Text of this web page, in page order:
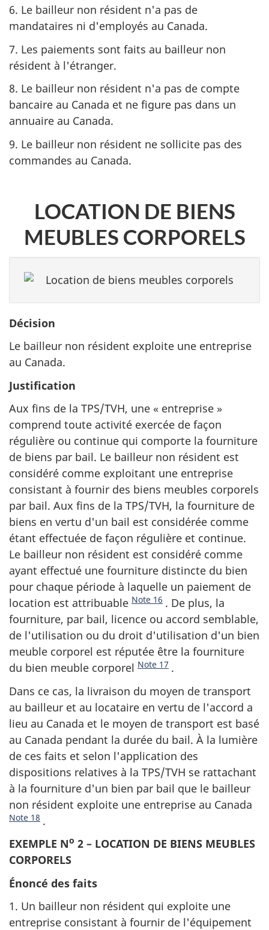
6. Le bailleur non résident n'a pas de
mandataires ni d'employés au Canada.
7. Les paiements sont faits au bailleur non
résident à l'étranger.
8. Le bailleur non résident n'a pas de compte
bancaire au Canada et ne figure pas dans un
annuaire au Canada.
9. Le bailleur non résident ne sollicite pas des
commandes au Canada.
LOCATION DE BIENS
MEUBLES CORPORELS
Décision
Le bailleur non résident exploite une entreprise
au Canada.
Justification
Aux fins de la TPS/TVH, une « entreprise »
comprend toute activité exercée de façon
régulière ou continue qui comporte la fourniture
de biens par bail. Le bailleur non résident est
considéré comme exploitant une entreprise
consistant à fournir des biens meubles corporels
par bail. Aux fins de la TPS/TVH, la fourniture de
biens en vertu d'un bail est considérée comme
étant effectuée de façon régulière et continue.
Le bailleur non résident est considéré comme
ayant effectué une fourniture distincte du bien
pour chaque période à laquelle un paiement de
location est attribuable Note 16 . De plus, la
fourniture, par bail, licence ou accord semblable,
de l'utilisation ou du droit d'utilisation d'un bien
meuble corporel est réputée être la fourniture
du bien meuble corporel Note 17 .
Dans ce cas, la livraison du moyen de transport
au bailleur et au locataire en vertu de l'accord a
lieu au Canada et le moyen de transport est basé
au Canada pendant la durée du bail. À la lumière
de ces faits et selon l'application des
dispositions relatives à la TPS/TVH se rattachant
à la fourniture d'un bien par bail que le bailleur
non résident exploite une entreprise au Canada
Note 18 .
EXEMPLE No 2 – LOCATION DE BIENS MEUBLES
CORPORELS
Énoncé des faits
1. Un bailleur non résident qui exploite une
entreprise consistant à fournir de l'équipement